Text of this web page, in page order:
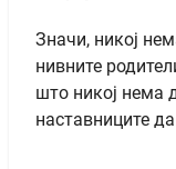
Значи, никој
нивните
што никој нема
наставниците